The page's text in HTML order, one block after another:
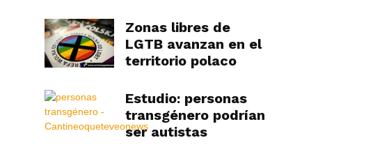
Zonas libres de
LGTB avanzan en el
territorio polaco
Estudio: personas
transgénero podrían
ser autistas